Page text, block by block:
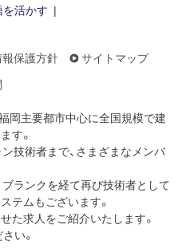
活かす
保護方針
サイトマップ
岡主要都市中心に全国規模で建
す。
技術者まで、さまざまなメンバ
ブランクを経て再び技術者として
テムもございます。
た求人をご紹介いたします。
い。